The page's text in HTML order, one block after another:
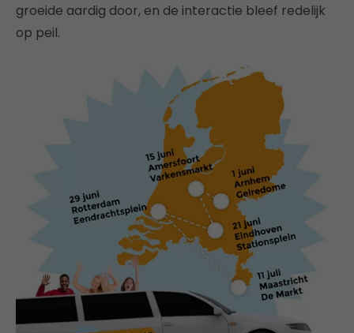
groeide aardig door, en de interactie bleef redelijk
op peil.